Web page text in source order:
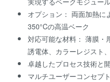
オプション： 両面加熱に
350°Cの高温ベーク
対応可能な材料： 薄膜・
誘電体、カラーレジスト
卓越したプロセス技術と
マルチユーザーコンセプ